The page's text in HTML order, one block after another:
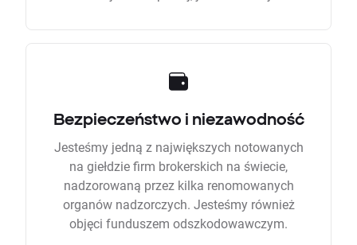
Bezpieczeństwo i niezawodność
Jesteśmy jedną z największych notowanych
na giełdzie firm brokerskich na świecie,
nadzorowaną przez kilka renomowanych
organów nadzorczych. Jesteśmy również
objęci funduszem odszkodowawczym.